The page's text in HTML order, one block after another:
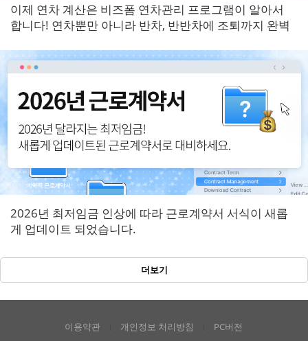
이제 연차 계산은 비즈폼 연차관리 프로그램이 알아서
합니다! 연차뿐만 아니라 반차, 반반차에 조퇴까지 완벽
2026년 최저임금 인상에 따라 근로계약서 서식이 새롭
게 업데이트 되었습니다.
더보기
이용약관 개인정보 처리방침 PC버전